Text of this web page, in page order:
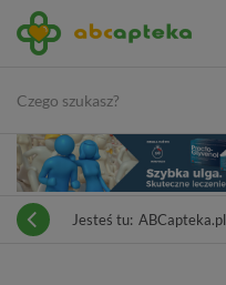
Jesteś tu: ABCapteka.pl